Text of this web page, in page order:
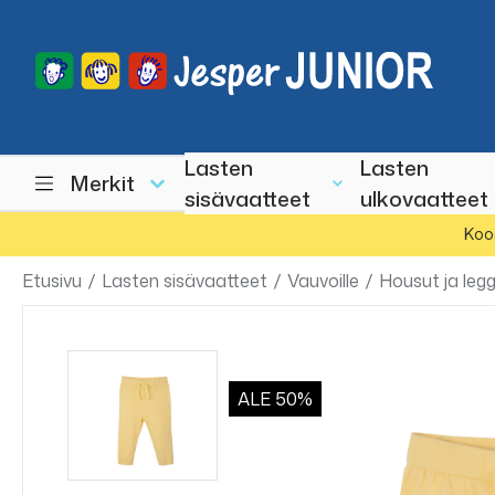
Merkit
Lasten
sisävaatteet
Lasten
ulkovaatteet
Etusivu / Lasten sisävaatteet / Vauvoille / Housut ja
ALE 50%